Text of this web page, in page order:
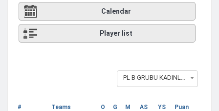
Calendar
Player list
# Teams O G M AS YS Puan